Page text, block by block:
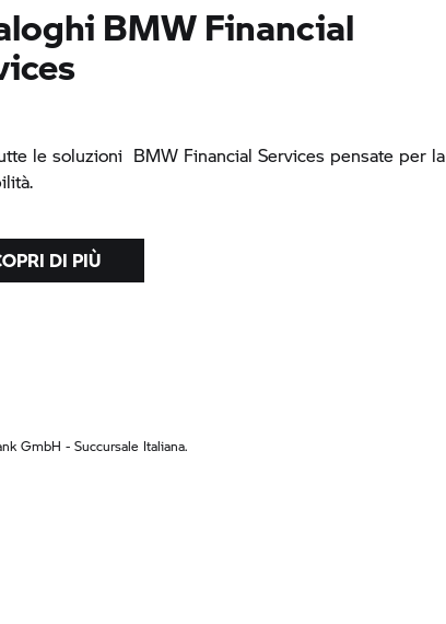
BMW Financial
le soluzioni BMW Financial Services pensate per la
DI PIÙ
GmbH - Succursale Italiana.